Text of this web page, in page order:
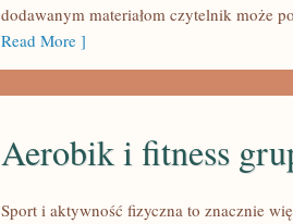
dodawanym materiałom czytelnik może
Read More ]
Aerobik i fitness
Sport i aktywność fizyczna to znacznie